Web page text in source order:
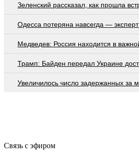
Зеленский рассказал, как прошла
Oдecca пoтeрянa нaвceгдa —
Медведев: Россия находится в
Трамп: Байден передал Украине
Увеличилось число задержанных за
Связь с эфиром